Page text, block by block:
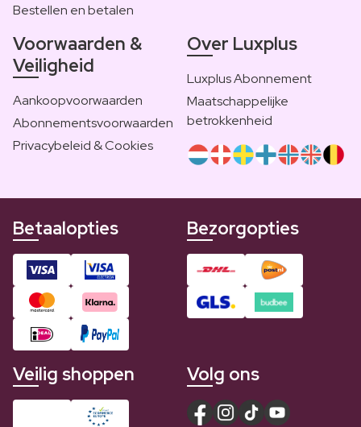
Bestellen en betalen
Voorwaarden &
Veiligheid
Aankoopvoorwaarden
Abonnementsvoorwaarden
Privacybeleid & Cookies
Over Luxplus
Luxplus Abonnement
Maatschappelijke
betrokkenheid
Betaalopties Bezorgopties
Veilig shoppen Volg ons